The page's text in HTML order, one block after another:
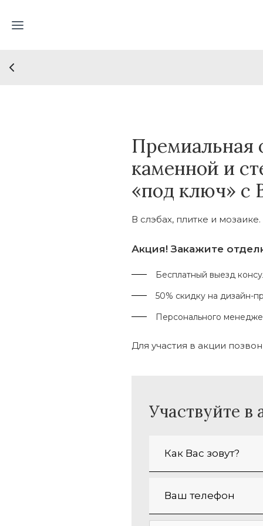
Премиальная
каменной и
«под ключ» с
В слэбах, плитке и
Акция! Закажите
Бесплатный выезд
50% скидку на дизайн-
Персонального
Для участия в акции
Участвуйте в